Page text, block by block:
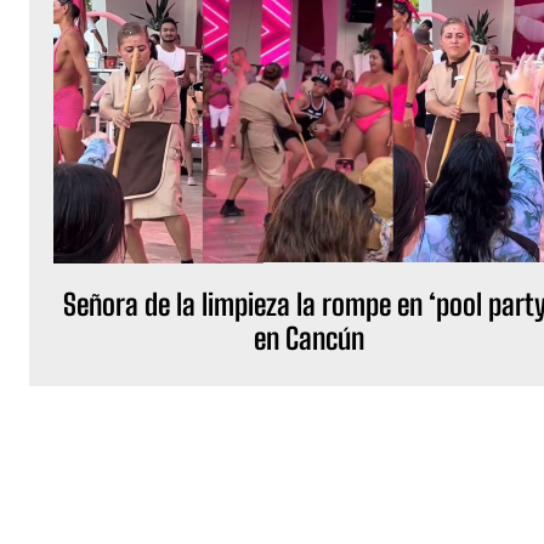
Señora de la limpieza la rompe en ‘pool
en Cancún